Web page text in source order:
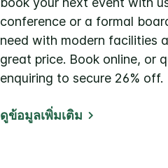
conference or a formal
need with modern facilities
great price. Book online, or
enquiring to secure 26% off.
ดูข้อมูลเพิ่มเติม